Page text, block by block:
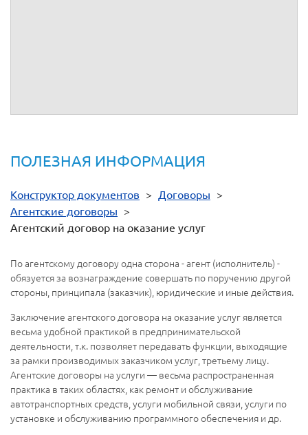
ПОЛЕЗНАЯ ИНФОРМАЦИЯ
Конструктор документов > Договоры >
Агентские договоры >
Агентский договор на оказание услуг
По агентскому договору одна сторона - агент (исполнитель) -
обязуется за вознаграждение совершать по поручению другой
стороны, принципала (заказчик), юридические и иные действия.
Заключение агентского договора на оказание услуг является
весьма удобной практикой в предпринимательской
деятельности, т.к. позволяет передавать функции, выходящие
за рамки производимых заказчиком услуг, третьему лицу.
Агентские договоры на услуги — весьма распространенная
практика в таких областях, как ремонт и обслуживание
автотранспортных средств, услуги мобильной связи, услуги по
установке и обслуживанию программного обеспечения и др.